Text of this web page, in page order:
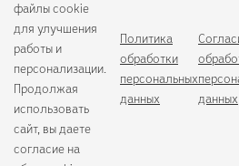
файлы cookie
для улучшения
работы и
персонализации.
Продолжая
использовать
сайт, вы даете
согласие на
Политика
обработки
персональных
данных
данных